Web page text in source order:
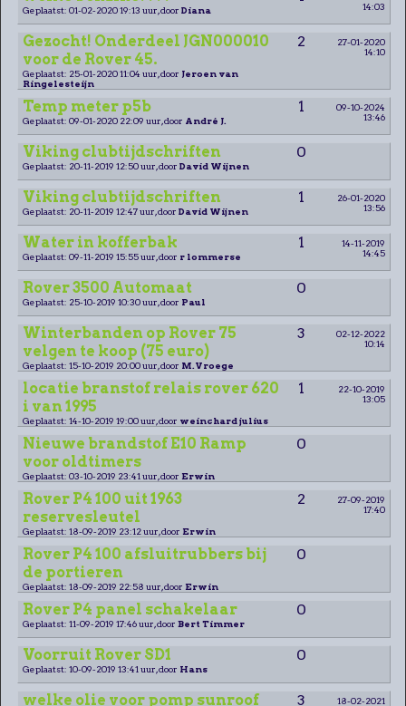
14:03
Geplaatst: 01-02-2020 19:13 uur, door Diana
Gezocht! Onderdeel JGN000010
voor de Rover 45.
2
27-01-2020
14:10
Geplaatst: 25-01-2020 11:04 uur, door Jeroen van
Ringelesteijn
Temp meter p5b 1
09-10-2024
13:46
Geplaatst: 09-01-2020 22:09 uur, door André J.
Viking clubtijdschriften 0
Geplaatst: 20-11-2019 12:50 uur, door David Wijnen
Viking clubtijdschriften 1
26-01-2020
13:56
Geplaatst: 20-11-2019 12:47 uur, door David Wijnen
Water in kofferbak 1
14-11-2019
14:45
Geplaatst: 09-11-2019 15:55 uur, door r lommerse
Rover 3500 Automaat 0
Geplaatst: 25-10-2019 10:30 uur, door Paul
Winterbanden op Rover 75
velgen te koop (75 euro)
3
02-12-2022
10:14
Geplaatst: 15-10-2019 20:00 uur, door M.Vroege
locatie branstof relais rover 620
i van 1995
1
22-10-2019
13:05
Geplaatst: 14-10-2019 19:00 uur, door weinchard julius
Nieuwe brandstof E10 Ramp
voor oldtimers
0
Geplaatst: 03-10-2019 23:41 uur, door Erwin
Rover P4 100 uit 1963
reservesleutel
2
27-09-2019
17:40
Geplaatst: 18-09-2019 23:12 uur, door Erwin
Rover P4 100 afsluitrubbers bij
de portieren
0
Geplaatst: 18-09-2019 22:58 uur, door Erwin
Rover P4 panel schakelaar 0
Geplaatst: 11-09-2019 17:46 uur, door Bert Timmer
Voorruit Rover SD1 0
Geplaatst: 10-09-2019 13:41 uur, door Hans
welke olie voor pomp sunroof 3
18-02-2021